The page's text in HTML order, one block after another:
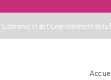
et de l'Environnement de la